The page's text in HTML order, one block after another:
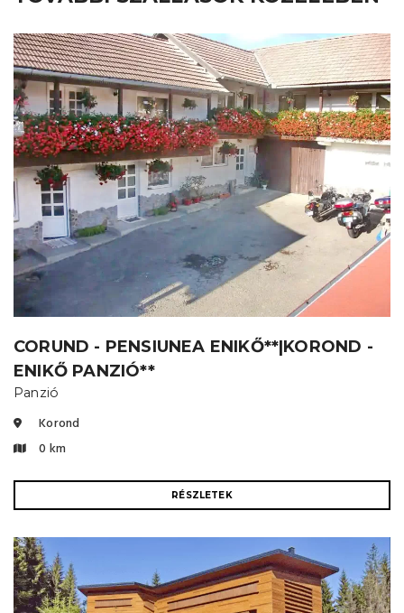
CORUND - PENSIUNEA ENIKŐ**|KOROND -
ENIKŐ PANZIÓ**
Panzió
Korond
0 km
RÉSZLETEK